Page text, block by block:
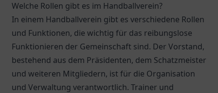
Welche Rollen gibt es im Handballverein?
In einem Handballverein gibt es verschiedene Rollen
und Funktionen, die wichtig für das reibungslose
Funktionieren der Gemeinschaft sind. Der Vorstand,
bestehend aus dem Präsidenten, dem Schatzmeister
und weiteren Mitgliedern, ist für die Organisation
und Verwaltung verantwortlich. Trainer und